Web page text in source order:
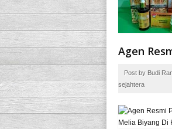
Agen
Post by Budi
sejahtera